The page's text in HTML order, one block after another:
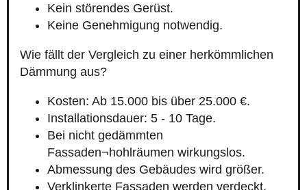
Kein störendes Gerüst.
Keine Genehmigung notwendig.
Wie fällt der Vergleich zu einer herkömmlichen
Dämmung aus?
Kosten: Ab 15.000 bis über 25.000 €.
Installationsdauer: 5 - 10 Tage.
Bei nicht gedämmten
Fassaden¬hohlräumen wirkungslos.
Abmessung des Gebäudes wird größer.
Verklinkerte Fassaden werden verdeckt.